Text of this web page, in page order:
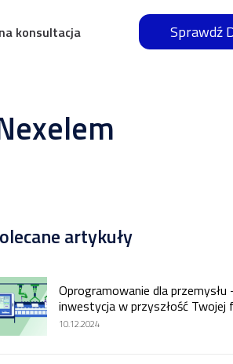
konsultacja Sprawdź
artykuły
Oprogramowanie dla przemysłu
inwestycja w przyszłość Twojej
10.12.2024